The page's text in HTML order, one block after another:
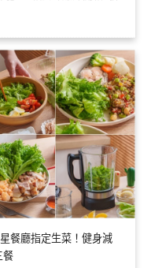
餐廳指定生菜！健身減
餐